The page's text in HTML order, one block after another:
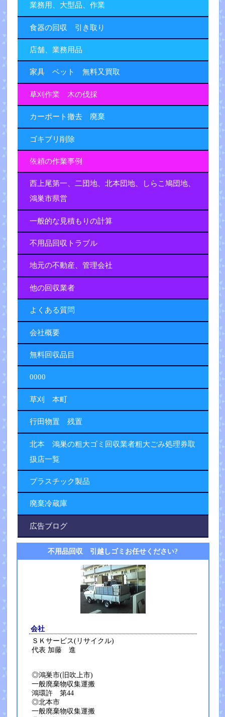
業務用、大型品、作業
食器の回収 引き取り
店舗、業務用品
家具 ベット 無料又買取
草刈作業 木の伐採
カーポート撤去 廃棄
ゴキブリ削除
依頼の作業事例
西上尾第一、二団地、北本団地、しらこ鳩団地、
鴻巣市県営
一般的な見積もりの計算
不用品回収トラブル
地元の不動産、管理会社
他の回収業者
よくある質問
会社概要
無料回収品目
0000
草刈 本町
行田物置 残置
北本 鴻巣の粗大ゴミ回収業者粗大ごみ処理券取
扱店一覧
プラスチック製品
廃棄冷蔵庫
広告ブログ
不用品回収 引越しゴミお任せください?
会社
ＳＫサービス(リサイクル)
代表 加藤 進
◎鴻巣市(旧吹上市)
一般廃棄物収集運搬
鴻環許 第44
◎北本市
一般廃棄物収集運搬